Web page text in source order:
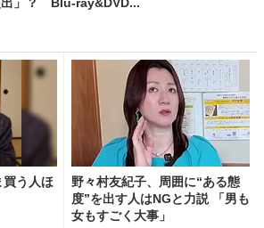
出」？ Blu-ray&DVD...
買う人ほ
野々村友紀子、周囲に“ある態
度”を出す人はNGと力説 「男も
女もすごく大事」